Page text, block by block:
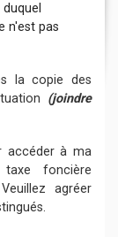
n'est pas
la copie des
(joindre
accéder à ma
foncière
agréer